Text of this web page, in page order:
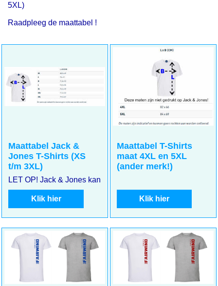
5XL)
Raadpleeg de maattabel !
Maattabel Jack &
Jones T-Shirts (XS
t/m 3XL)
LET OP! Jack & Jones kan kleiner uitvallen. Meet goed uw
Klik hier
Maattabel T-Shirts
maat 4XL en 5XL
(ander merk!)
Klik hier